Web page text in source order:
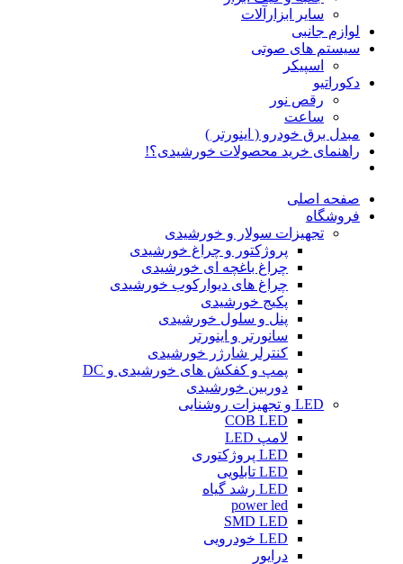
سایر ابزارآلات
لوازم جانبی
سیستم های صوتی
اسپیکر
دکوراتیو
رقص نور
ساعت
مبدل برق خودرو ( اینورتر )
راهنمای خرید محصولات خورشیدی؟!
صفحه اصلی
فروشگاه
تجهیزات سولار و خورشیدی
پروژکتور و چراغ خورشیدی
چراغ باغچه ای خورشیدی
چراغ های دیوارکوب خورشیدی
پکیج خورشیدی
پنل و سلول خورشیدی
سانورتر و اینورتر
کنترلر شارژر خورشیدی
پمپ و کفکش های خورشیدی و DC
دوربین خورشیدی
LED و تجهیزات روشنایی
COB LED
لامپ LED
LED پروژکتوری
LED تابلویی
LED رشد گیاه
power led
SMD LED
LED خودرویی
درایور